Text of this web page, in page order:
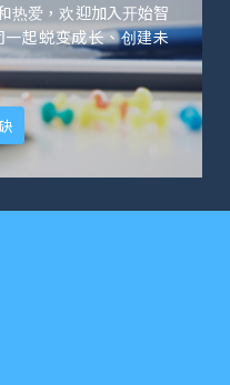
热爱，欢迎加入开始智
起蜕变成长、创建未